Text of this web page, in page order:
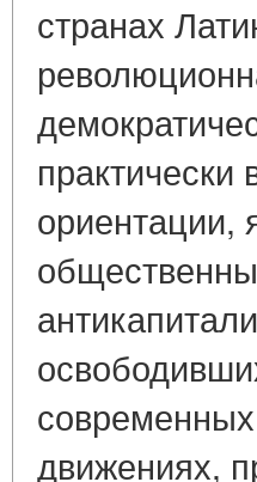
странах
практически
движениях,